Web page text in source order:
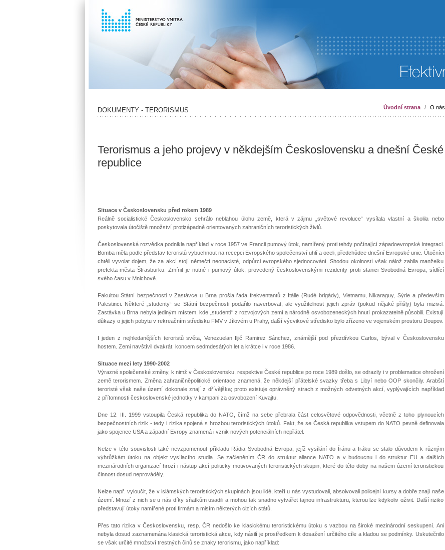
Úvodní strana / O nás
DOKUMENTY - TERORISMUS
Terorismus a jeho projevy v někdejším Československu a dnešní České
republice
Situace v Československu před rokem 1989
Reálně socialistické Československo sehrálo neblahou úlohu země, která v zájmu „světové revoluce“ vysílala vlastní a školila nebo
poskytovala útočiště množství protizápadně orientovaných zahraničních teroristických živlů.
Československá rozvědka podnikla například v roce 1957 ve Francii pumový útok, namířený proti tehdy počínající západoevropské integraci.
Bomba měla podle představ teroristů vybuchnout na recepci Evropského společenství uhlí a oceli, předchůdce dnešní Evropské unie. Útočníci
chtěli vyvolat dojem, že za akcí stojí němečtí neonacisté, odpůrci evropského sjednocování. Shodou okolností však nálož zabila manželku
prefekta města Štrasburku. Zmínit je nutné i pumový útok, provedený československými rezidenty proti stanici Svobodná Evropa, sídlící
svého času v Mnichově.
Fakultou Státní bezpečnosti v Zastávce u Brna prošla řada frekventantů z Itálie (Rudé brigády), Vietnamu, Nikaraguy, Sýrie a především
Palestinci. Některé „studenty“ se Státní bezpečnosti podařilo naverbovat, ale využitelnost jejich zpráv (pokud nějaké přišly) byla mizivá.
Zastávka u Brna nebyla jediným místem, kde „studenti“ z rozvojových zemí a národně osvobozeneckých hnutí prokazatelně působili. Existují
důkazy o jejich pobytu v rekreačním středisku FMV v Jílovém u Prahy, další výcvikové středisko bylo zřízeno ve vojenském prostoru Doupov.
I jeden z nejhledanějších teroristů světa, Venezuelan Iljič Ramirez Sánchez, známější pod přezdívkou Carlos, býval v Československu
hostem. Zemi navštívil dvakrát; koncem sedmdesátých let a krátce i v roce 1986.
Situace mezi lety 1990-2002
Výrazné společenské změny, k nimž v Československu, respektive České republice po roce 1989 došlo, se odrazily i v problematice ohrožení
země terorismem. Změna zahraničněpolitické orientace znamená, že někdejší přátelské svazky třeba s Libyí nebo OOP skončily. Arabští
teroristé však naše území dokonale znají z dřívějška; proto existuje oprávněný strach z možných odvetných akcí, vyplývajících například
z přítomnosti československé jednotky v kampani za osvobození Kuvajtu.
Dne 12. III. 1999 vstoupila Česká republika do NATO, čímž na sebe přebrala část celosvětové odpovědnosti, včetně z toho plynoucích
bezpečnostních rizik - tedy i rizika spojená s hrozbou teroristických útoků. Fakt, že se Česká republika vstupem do NATO pevně definovala
jako spojenec USA a západní Evropy znamená i vznik nových potenciálních nepřátel.
Nelze v této souvislosti také nevzpomenout příkladu Rádia Svobodná Evropa, jejíž vysílání do Íránu a Iráku se stalo důvodem k různým
výhrůžkám útoku na objekt vysílacího studia. Se začleněním ČR do struktur aliance NATO a v budoucnu i do struktur EU a dalších
mezinárodních organizací hrozí i nástup akcí politicky motivovaných teroristických skupin, které do této doby na našem území teroristickou
činnost dosud neprováděly.
Nelze např. vyloučit, že v islámských teroristických skupinách jsou lidé, kteří u nás vystudovali, absolvovali policejní kursy a dobře znají naše
území. Mnozí z nich se u nás díky sňatkům usadili a mohou tak snadno vytvářet tajnou infrastrukturu, kterou lze kdykoliv oživit. Další riziko
představují útoky namířené proti firmám a misím některých cizích států.
Přes tato rizika v Československu, resp. ČR nedošlo ke klasickému teroristickému útoku s vazbou na široké mezinárodní seskupení. Ani
nebyla dosud zaznamenána klasická teroristická akce, kdy násilí je prostředkem k dosažení určitého cíle a kladou se podmínky. Uskutečnilo
se však určité množství trestných činů se znaky terorismu, jako například: